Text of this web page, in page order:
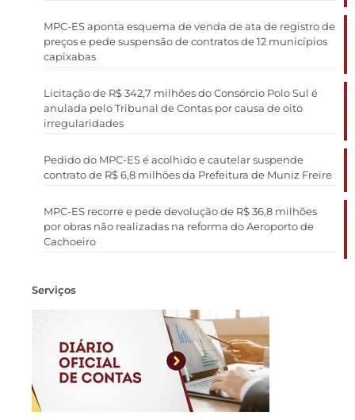
MPC-ES aponta esquema de venda de ata de registro de
preços e pede suspensão de contratos de 12 municípios
capixabas
Licitação de R$ 342,7 milhões do Consórcio Polo Sul é
anulada pelo Tribunal de Contas por causa de oito
irregularidades
Pedido do MPC-ES é acolhido e cautelar suspende
contrato de R$ 6,8 milhões da Prefeitura de Muniz Freire
MPC-ES recorre e pede devolução de R$ 36,8 milhões
por obras não realizadas na reforma do Aeroporto de
Cachoeiro
Serviços